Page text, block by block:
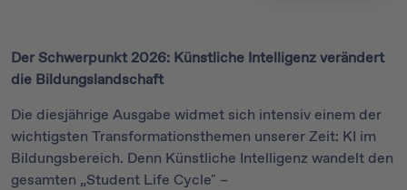
Der Schwerpunkt 2026: Künstliche Intelligenz verändert
die Bildungslandschaft
Die diesjährige Ausgabe widmet sich intensiv einem der
wichtigsten Transformationsthemen unserer Zeit: KI im
Bildungsbereich. Denn Künstliche Intelligenz wandelt den
gesamten „Student Life Cycle" –